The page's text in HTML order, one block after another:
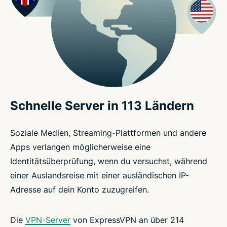
Schnelle Server in 113 Ländern
Soziale Medien, Streaming-Plattformen und andere
Apps verlangen möglicherweise eine
Identitätsüberprüfung, wenn du versuchst, während
einer Auslandsreise mit einer ausländischen IP-
Adresse auf dein Konto zuzugreifen.
Die VPN-Server von ExpressVPN an über 214